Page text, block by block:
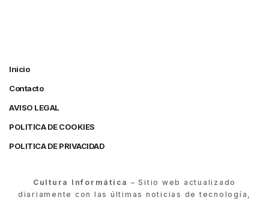
Inicio
Contacto
AVISO LEGAL
POLITICA DE COOKIES
POLITICA DE PRIVACIDAD
Cultura Informática – Sitio web actualizado
diariamente con las últimas noticias de tecnología,